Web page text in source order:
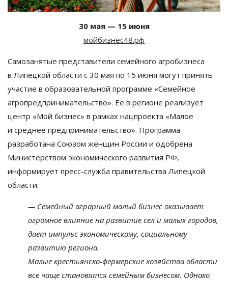
30 мая — 15 июня
мойбизнес48.рф
Самозанятые представители семейного агробизнеса
в Липецкой области с 30 мая по 15 июня могут принять
участие в образовательной программе «Семейное
агропредпринимательство». Ее в регионе реализует
центр «Мой бизнес» в рамках нацпроекта «Малое
и среднее предпринимательство». Программа
разработана Союзом женщин России и одобрена
Министерством экономического развития РФ,
информирует пресс-служба правительства Липецкой
области.
— Семейный аграрный малый бизнес оказывает
огромное влияние на развитие сел и малых городов,
дает импульс экономическому, социальному
развитию региона.
Малые крестьянско-фермерскиехозяйства области
все чаще становятся семейным бизнесом. Однако